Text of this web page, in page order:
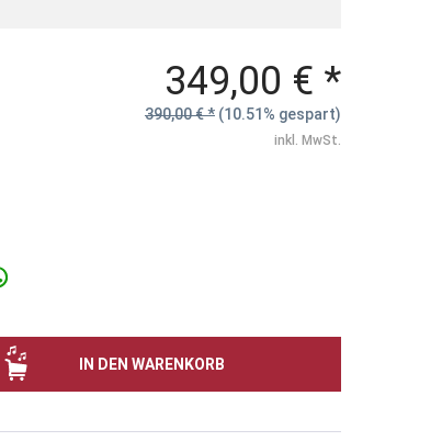
349,00 € *
390,00 € * (10.51% gespart)
inkl. MwSt.
IN DEN WARENKORB